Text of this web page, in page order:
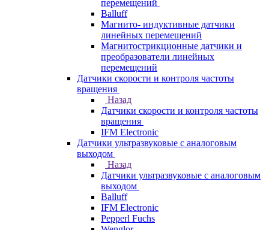
перемещений
Balluff
Магнито- индуктивные датчики
линейных перемещений
Магнитострикционные датчики и
преобразователи линейных
перемещений
Датчики скорости и контроля частоты
вращения
Назад
Датчики скорости и контроля частоты
вращения
IFM Electronic
Датчики ультразвуковые с аналоговым
выходом
Назад
Датчики ультразвуковые с аналоговым
выходом
Balluff
IFM Electronic
Pepperl Fuchs